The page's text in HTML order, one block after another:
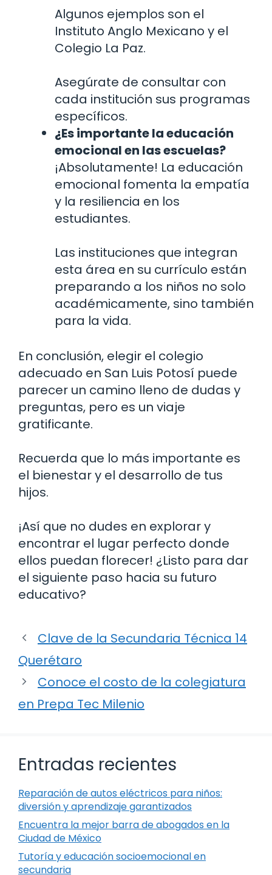
Algunos ejemplos son el
Instituto Anglo Mexicano y el
Colegio La Paz.
Asegúrate de consultar con
cada institución sus programas
específicos.
¿Es importante la educación
emocional en las escuelas?
¡Absolutamente! La educación
emocional fomenta la empatía
y la resiliencia en los
estudiantes.
Las instituciones que integran
esta área en su currículo están
preparando a los niños no solo
académicamente, sino también
para la vida.
En conclusión, elegir el colegio
adecuado en San Luis Potosí puede
parecer un camino lleno de dudas y
preguntas, pero es un viaje
gratificante.
Recuerda que lo más importante es
el bienestar y el desarrollo de tus
hijos.
¡Así que no dudes en explorar y
encontrar el lugar perfecto donde
ellos puedan florecer! ¿Listo para dar
el siguiente paso hacia su futuro
educativo?
Clave de la Secundaria Técnica 14
Querétaro
Conoce el costo de la colegiatura
en Prepa Tec Milenio
Entradas recientes
Reparación de autos eléctricos para niños:
diversión y aprendizaje garantizados
Encuentra la mejor barra de abogados en la
Ciudad de México
Tutoría y educación socioemocional en
secundaria